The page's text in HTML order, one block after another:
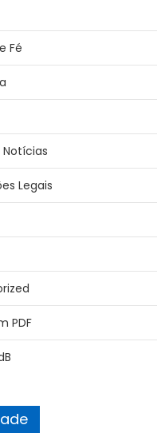
Fé
Notícias
Legais
PDF